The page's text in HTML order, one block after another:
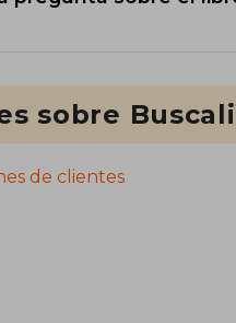
sobre
de clientes